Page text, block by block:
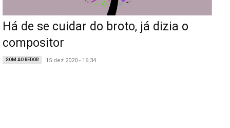
Há de se cuidar do broto, já dizia o
compositor
SOM AO REDOR 15 dez 2020 - 16:34